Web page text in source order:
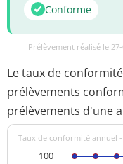
Conforme
Prélèvement réalisé le 27-
Le taux de
prélèvements
prélèvements d'une
Taux de conformité annuel
100